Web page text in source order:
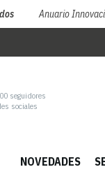
Anuario
seguidores
sociales
NOVEDADES